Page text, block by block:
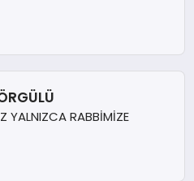
YALNIZCA RABBİMİZE